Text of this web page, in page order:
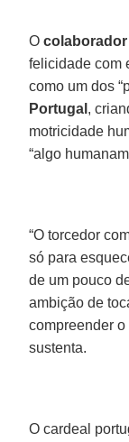
O
felicidade com
como um dos
Portugal ,
motricidade
“algo
“O torcedor
só para
de um pouco
ambição de
compreender
sustenta.
O cardeal